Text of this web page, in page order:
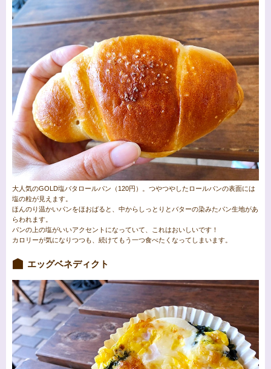
大人気のGOLD塩バタロールパン（120円）。つやつやしたロールパンの表面には
塩の粒が見えます。
ほんのり温かいパンをほおばると、中からしっとりとバターの染みたパン生地があ
らわれます。
パンの上の塩がいいアクセントになっていて、これはおいしいです！
カロリーが気になりつつも、続けてもう一つ食べたくなってしまいます。
エッグベネディクト